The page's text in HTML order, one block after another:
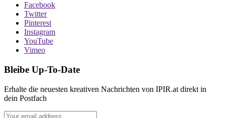
Facebook
Twitter
Pinterest
Instagram
YouTube
Vimeo
Bleibe Up-To-Date
Erhalte die neuesten kreativen Nachrichten von IPIR.at direkt in
dein Postfach